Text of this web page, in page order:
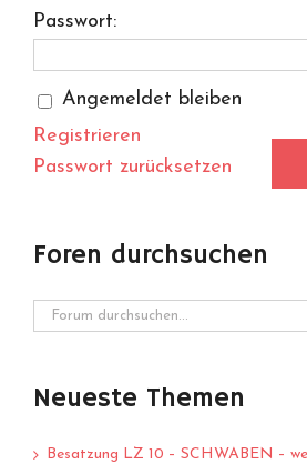
Passwort:
Angemeldet bleiben
Registrieren
Passwort zurücksetzen
Foren durchsuchen
Neueste Themen
Besatzung LZ 10 – SCHWABEN –